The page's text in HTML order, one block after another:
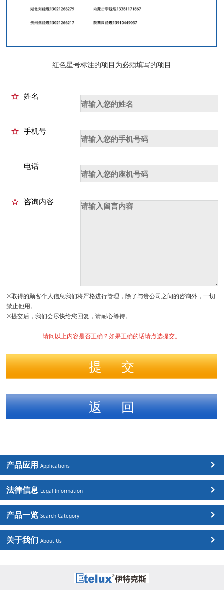
红色星号标注的项目为必须填写的项目
姓名
手机号
电话
咨询内容
※取得的顾客个人信息我们将严格进行管理，除了与贵公司之间的咨询外，一切
禁止他用。
※提交后，我们会尽快给您回复，请耐心等待。
请问以上内容是否正确？如果正确的话请点选提交。
产品应用Applications
法律信息 Legal Information
产品一览Search Category
关于我们About Us